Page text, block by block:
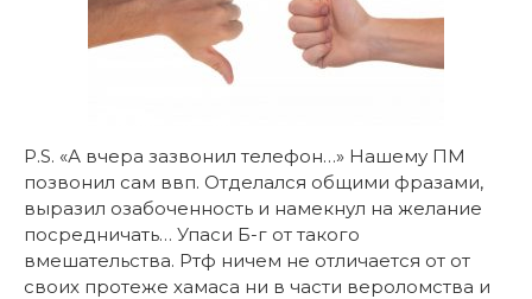
P.S. «А вчера зазвонил телефон…» Нашему ПМ
позвонил сам ввп. Отделался общими фразами,
выразил озабоченность и намекнул на желание
посредничать… Упаси Б-г от такого
вмешательства. Ртф ничем не отличается от от
своих протеже хамаса ни в части вероломства и